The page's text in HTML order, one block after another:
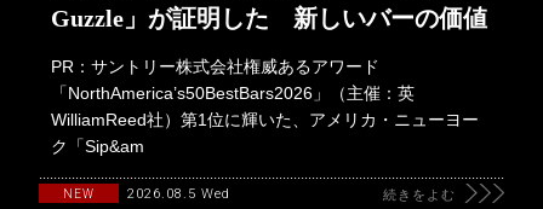
Guzzle」が証明した 新しいバーの価値
PR：サントリー株式会社権威あるアワード
「NorthAmerica’s50BestBars2026」（主催：英
WilliamReed社）第1位に輝いた、アメリカ・ニューヨー
ク「Sip&am
NEW 2026.08.5 Wed 続きをよむ